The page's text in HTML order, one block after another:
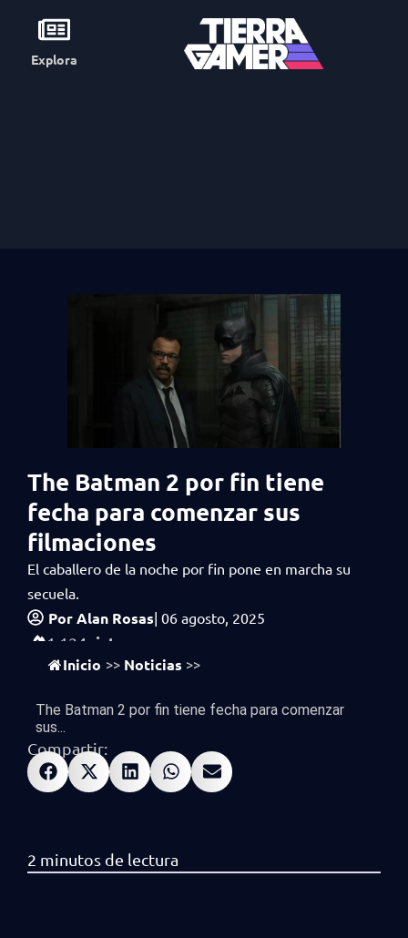
Explora
The Batman 2 por fin tiene
fecha para comenzar sus
filmaciones
El caballero de la noche por fin pone en marcha su
secuela.
PorAlan Rosas| 06 agosto, 2025
1,124 vistas
Inicio >> Noticias >>
The Batman 2 por fin tiene fecha para comenzar
sus...
Compartir: